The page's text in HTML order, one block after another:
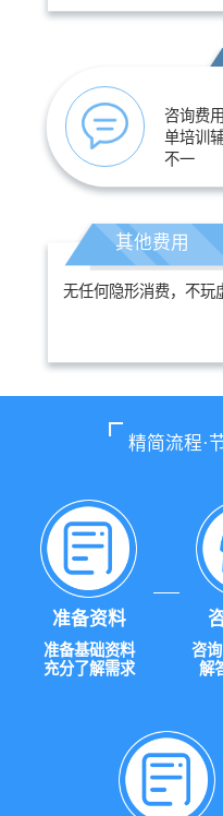
咨询费
单培训
不一
其他费用
无任何隐形消费，不玩
精简流程·
准备资料
准备基础资料
充分了解需求
咨
解